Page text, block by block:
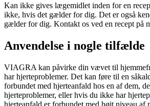
Kan ikke gives lægemidlet inden for en
ikke, hvis det gælder for dig. Det er også
gælder for dig. Kontakt os ved en recept på
Anvendelse i nogle tilfælde
VIAGRA kan påvirke din vævet til
har hjerteproblemer. Det kan føre til en
forbundet med hjerteanfald hos en af dem,
hjerteproblemer, eller hvis du ikke har
hjerteanfald er forbundet med højt niveau af